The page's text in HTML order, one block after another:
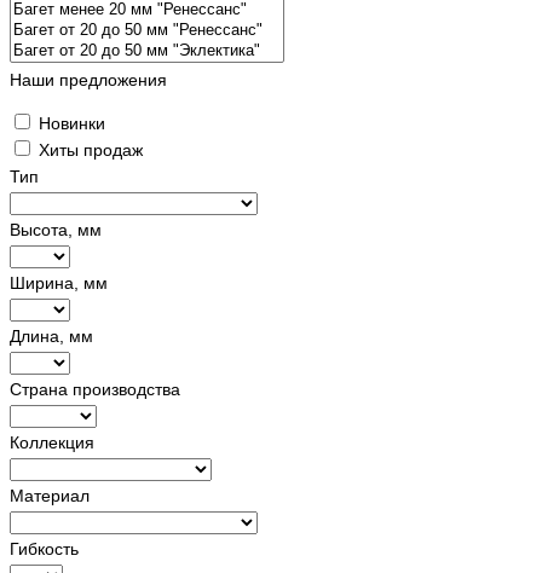
Наши предложения
Новинки
Хиты продаж
Тип
Высота, мм
Ширина, мм
Длина, мм
Страна производства
Коллекция
Материал
Гибкость